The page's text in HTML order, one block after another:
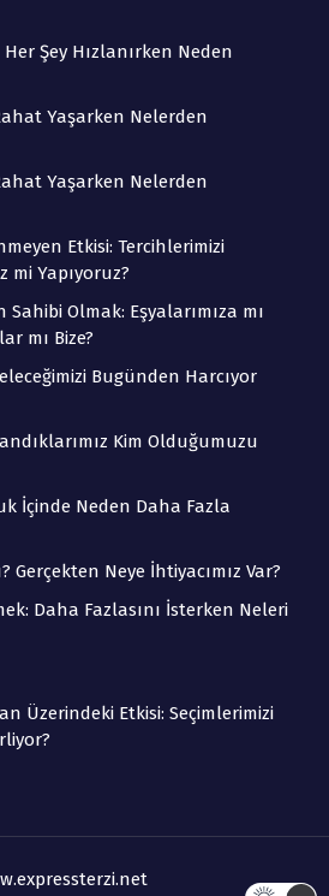
Her Şey Hızlanırken Neden
Yaşarken Nelerden
Yaşarken Nelerden
Etkisi: Tercihlerimizi
mi Yapıyoruz?
Olmak: Eşyalarımıza mı
mı Bize?
Bugünden Harcıyor
Kim Olduğumuzu
İçinde Neden Daha Fazla
Gerçekten Neye İhtiyacımız Var?
Daha Fazlasını İsterken Neleri
Üzerindeki Etkisi: Seçimlerimizi